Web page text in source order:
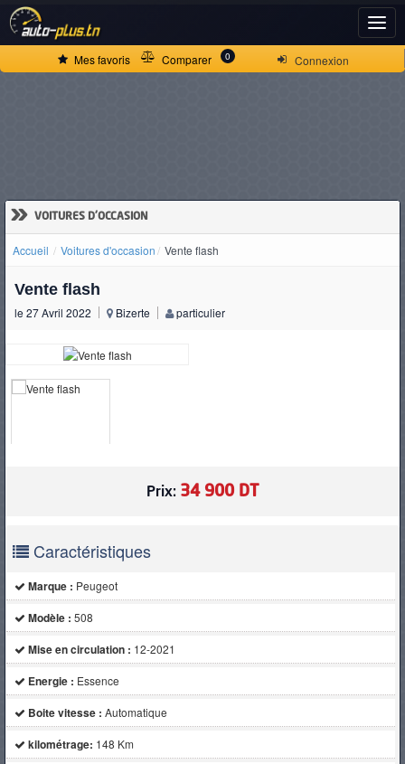
Connexion
Mes favoris Comparer 0
» VOITURES D'OCCASION
Accueil Voitures d'occasion Vente flash
Vente flash
le 27 Avril 2022 Bizerte particulier
Prix: 34 900 DT
Caractéristiques
Marque : Peugeot
Modèle : 508
Mise en circulation : 12-2021
Energie : Essence
Boite vitesse : Automatique
kilométrage: 148 Km
ACCUEIL
D'OCCASION
CAMIONS